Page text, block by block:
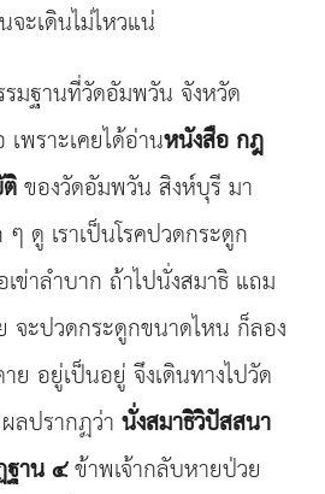
ะเดินไม่ไหวแน่
รมฐานที่วัดอัมพวัน จังหวัด
พราะเคยได้อ่านหนังสือ กฎ
ของวัดอัมพวัน สิงห์บุรี มา
ดู เราเป็นโรคปวดกระดูก
ข่าลำบาก ถ้าไปนั่งสมาธิ แถม
จะปวดกระดูกขนาดไหน ก็ลอง
ย อยู่เป็นอยู่ จึงเดินทางไปวัด
ปรากฏว่านั่งสมาธิวิปัสสนา
ฐาน ๔ข้าพเจ้ากลับหายป่วย